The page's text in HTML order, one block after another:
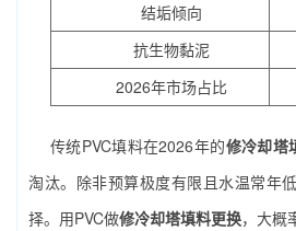
结垢倾向
抗生物黏泥
2026年市场占比
传统PVC填料在2026年的修冷却塔
淘汰。除非预算极度有限且水温常年
择。用PVC做修冷却塔填料更换，大概